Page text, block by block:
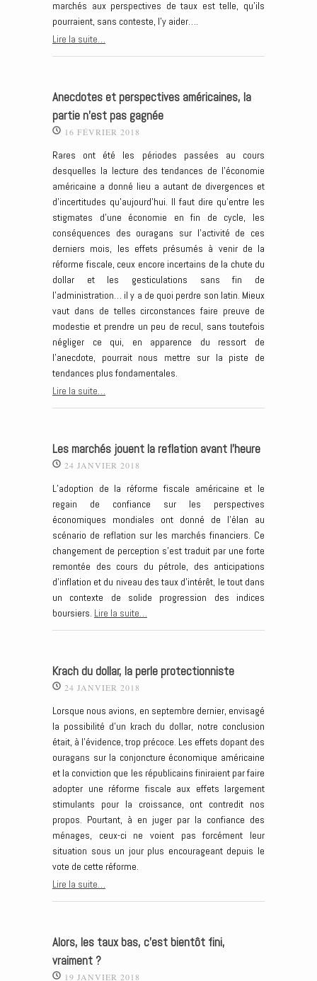
marchés aux perspectives de taux est telle, qu’ils
pourraient, sans conteste, l’y aider….
Lire la suite…
Anecdotes et perspectives américaines, la
partie n’est pas gagnée
16 FÉVRIER 2018
Rares ont été les périodes passées au cours
desquelles la lecture des tendances de l’économie
américaine a donné lieu a autant de divergences et
d’incertitudes qu’aujourd’hui. Il faut dire qu’entre les
stigmates d’une économie en fin de cycle, les
conséquences des ouragans sur l’activité de ces
derniers mois, les effets présumés à venir de la
réforme fiscale, ceux encore incertains de la chute du
dollar et les gesticulations sans fin de
l’administration… il y a de quoi perdre son latin. Mieux
vaut dans de telles circonstances faire preuve de
modestie et prendre un peu de recul, sans toutefois
négliger ce qui, en apparence du ressort de
l’anecdote, pourrait nous mettre sur la piste de
tendances plus fondamentales.
Lire la suite…
Les marchés jouent la reflation avant l’heure
24 JANVIER 2018
L’adoption de la réforme fiscale américaine et le
regain de confiance sur les perspectives
économiques mondiales ont donné de l’élan au
scénario de reflation sur les marchés financiers. Ce
changement de perception s’est traduit par une forte
remontée des cours du pétrole, des anticipations
d’inflation et du niveau des taux d’intérêt, le tout dans
un contexte de solide progression des indices
boursiers. Lire la suite…
Krach du dollar, la perle protectionniste
24 JANVIER 2018
Lorsque nous avions, en septembre dernier, envisagé
la possibilité d’un krach du dollar, notre conclusion
était, à l’évidence, trop précoce. Les effets dopant des
ouragans sur la conjoncture économique américaine
et la conviction que les républicains finiraient par faire
adopter une réforme fiscale aux effets largement
stimulants pour la croissance, ont contredit nos
propos. Pourtant, à en juger par la confiance des
ménages, ceux-ci ne voient pas forcément leur
situation sous un jour plus encourageant depuis le
vote de cette réforme.
Lire la suite…
Alors, les taux bas, c’est bientôt fini,
vraiment ?
19 JANVIER 2018